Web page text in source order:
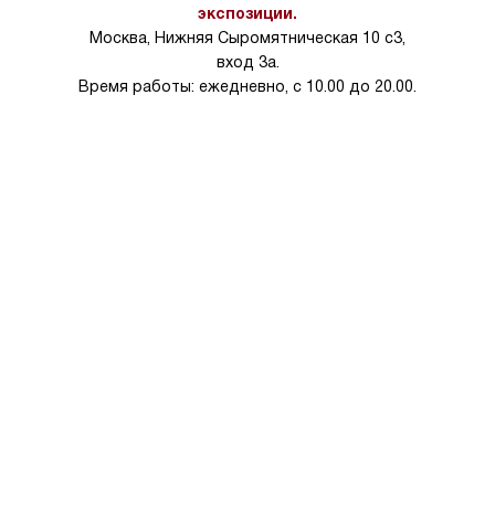
экспозиции.
Москва, Нижняя Сыромятническая 10 с3,
вход 3а.
Время работы: ежедневно, с 10.00 до 20.00.